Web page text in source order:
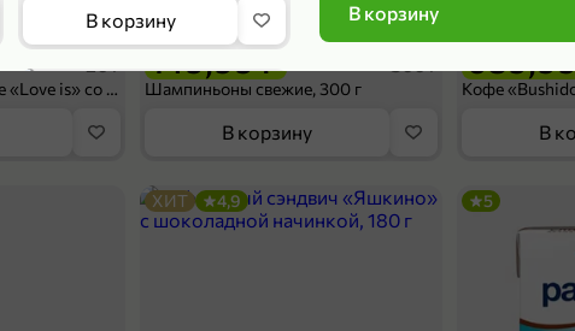
В корзину
5
Вкусно. Буду брать еще.
Торговая марка
Производитель
В корзину
Конфеты освежающие «Love is» со вкусом морской соли и маракуйи, 20 г
149,99 ₽
169,99 ₽
Шампиньоны свежие, 300 г
В корзину В
ХИТ 4,9 5